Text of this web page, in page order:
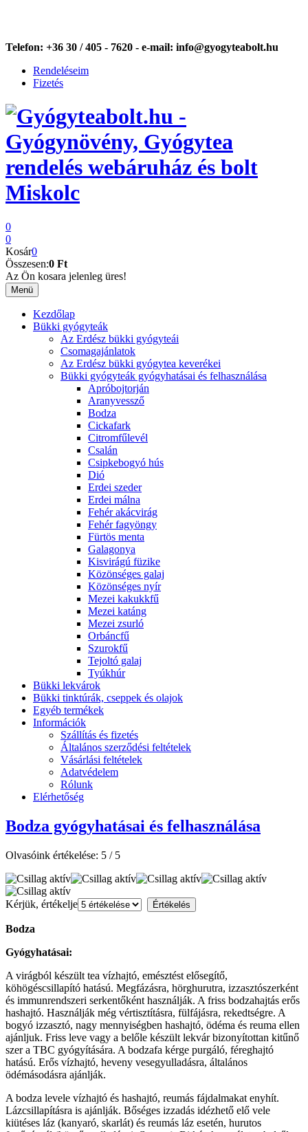
Telefon: +36 30 / 405 - 7620 - e-mail: info@gyogyteabolt.hu
Rendeléseim
Fizetés
0
0
Kosár0
Összesen:0 Ft
Az Ön kosara jelenleg üres!
Menü
Kezdőlap
Bükki gyógyteák
Az Erdész bükki gyógyteái
Csomagajánlatok
Az Erdész bükki gyógytea keverékei
Bükki gyógyteák gyógyhatásai és felhasználása
Apróbojtorján
Aranyvessző
Bodza
Cickafark
Citromfűlevél
Csalán
Csipkebogyó hús
Dió
Erdei szeder
Erdei málna
Fehér akácvirág
Fehér fagyöngy
Fürtös menta
Galagonya
Kisvirágú füzike
Közönséges galaj
Közönséges nyír
Mezei kakukkfű
Mezei katáng
Mezei zsurló
Orbáncfű
Szurokfű
Tejoltó galaj
Tyúkhúr
Bükki lekvárok
Bükki tinktúrák, cseppek és olajok
Egyéb termékek
Információk
Szállítás és fizetés
Általános szerződési feltételek
Vásárlási feltételek
Adatvédelem
Rólunk
Elérhetőség
Bodza gyógyhatásai és felhasználása
Olvasóink értékelése: 5 / 5
Kérjük, értékelje
Bodza
Gyógyhatásai:
A virágból készült tea vízhajtó, emésztést elősegítő,
köhögéscsillapító hatású. Megfázásra, hörghurutra, izzasztószerként
és immunrendszeri serkentőként használják. A friss bodzahajtás erős
hashajtó. Használják még vértisztításra, fülfájásra, rekedtségre. A
bogyó izzasztó, nagy mennyiségben hashajtó, ödéma és reuma ellen
ajánljuk. Friss leve vagy a belőle készült lekvár bizonyítottan kitűnő
szer a TBC gyógyítására. A bodzafa kérge purgáló, féreghajtó
hatású. Erős vízhajtó, heveny vesegyulladásra, általános
ödémásodásra ajánlják.
A bodza levele vízhajtó és hashajtó, reumás fájdalmakat enyhít.
Lázcsillapításra is ajánlják. Bőséges izzadás idézhető elő vele
kiütéses láz (kanyaró, skarlát) és reumás láz esetén, hurutos